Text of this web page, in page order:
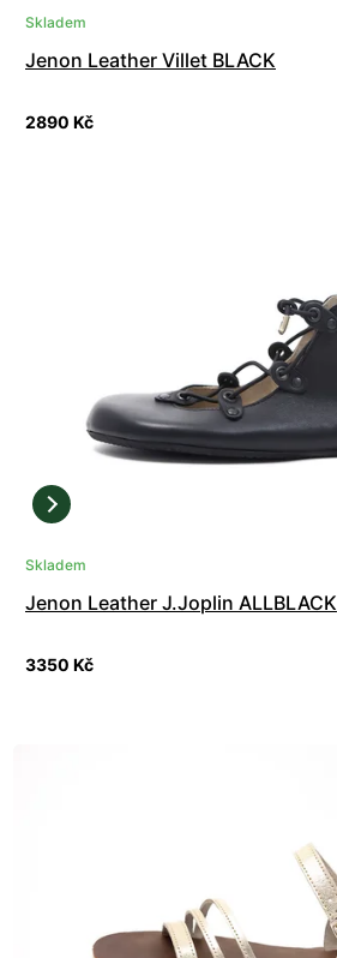
Skladem
Jenon Leather Villet BLACK
2890 Kč
Skladem
Jenon Leather J.Joplin ALLBLACK
3350 Kč